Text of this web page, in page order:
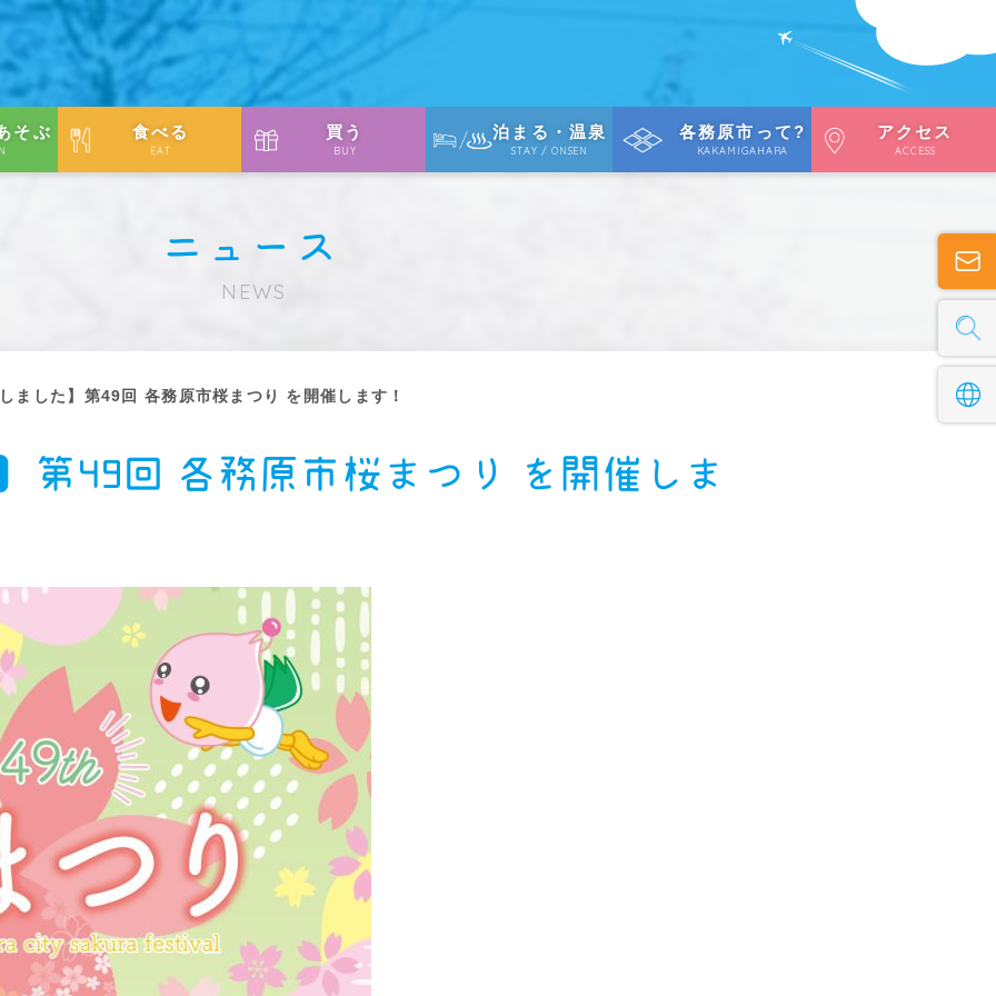
そぶ 食べる
EAT
買う
BUY
泊まる・温泉
STAY / ONSEN
各務原市って?
KAKAMIGAHARA
アクセス
ACCESS
ニュース
NEWS
ました】第49回 各務原市桜まつり を開催します！
第49回 各務原市桜まつり を開催しま